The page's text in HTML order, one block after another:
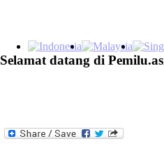
Selamat datang di